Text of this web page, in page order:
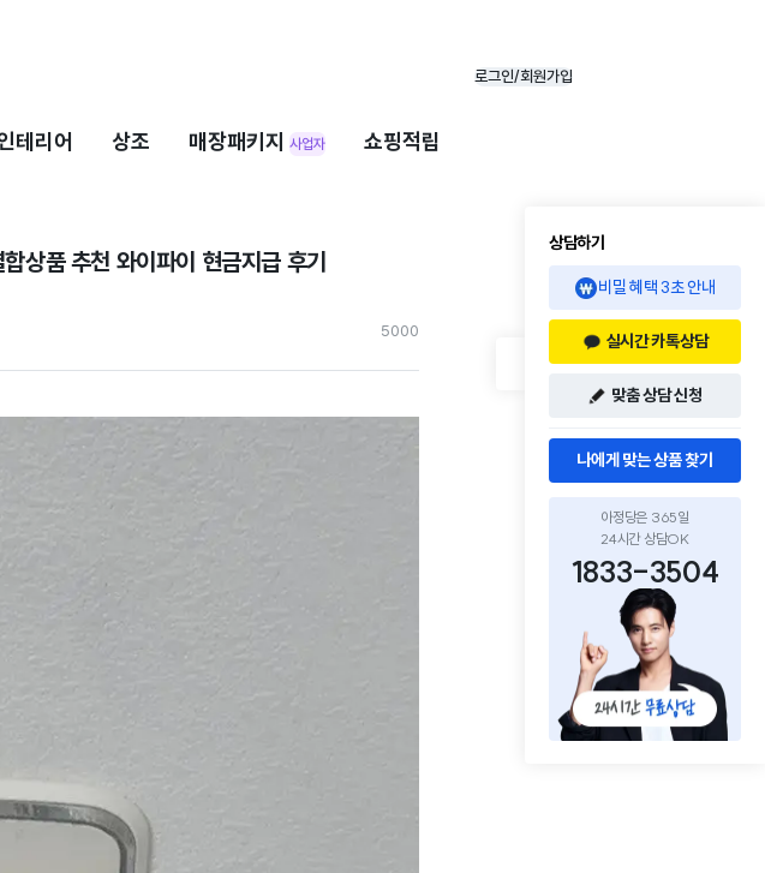
로그인/회원가입
테리어 상조 매장패키지 사업자 쇼핑적립
상품 추천 와이파이 현금지급 후기
5000
상담하기
비밀 혜택 3초 안내
실시간 카톡상담
맞춤 상담 신청
나에게 맞는 상품 찾기
아정당은 365일
24시간 상담OK
1833-3504